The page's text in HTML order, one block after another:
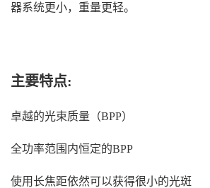
器系统更小，重量更轻。
主要特点:
卓越的光束质量（BPP）
全功率范围内恒定的BPP
使用长焦距依然可以获得很小的光斑